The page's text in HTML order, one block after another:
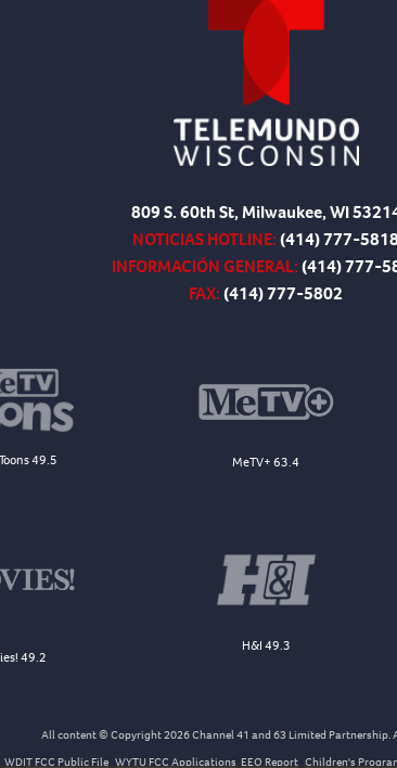
809 S. 60th St, Milwaukee, WI
NOTICIAS HOTLINE:(414) 777-5818
INFORMACIÓN GENERAL:(414) 777-
FAX:(414) 777-5802
49.5 MeTV+ 63.4
49.2
H&I 49.3
All content © Copyright 2026 Channel 41 and 63 Limited Partnership.
WDJT FCC Public File WYTU FCC Applications EEO Report Children's